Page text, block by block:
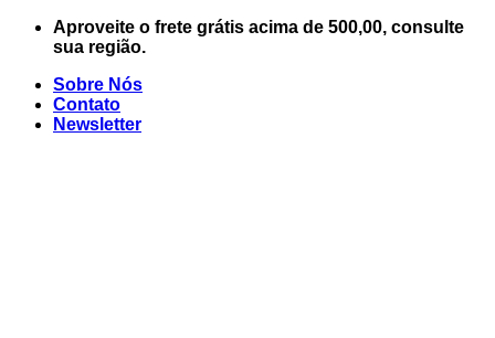
Skip
Aproveite o frete grátis acima de 500,00, consulte
sua região.
Sobre Nós
Contato
Newsletter